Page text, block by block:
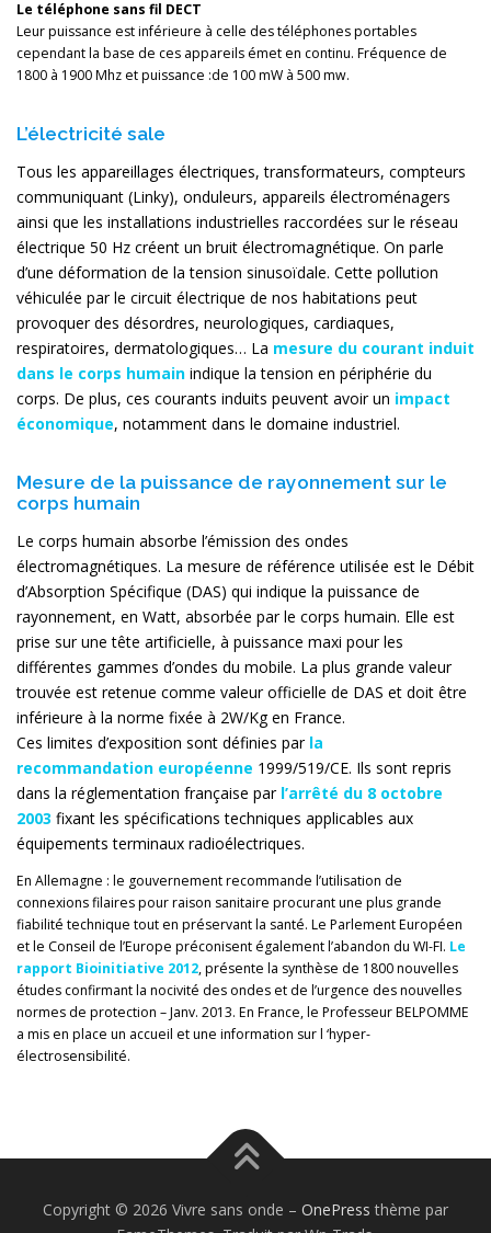
Le téléphone sans fil DECT
Leur puissance est inférieure à celle des téléphones portables
cependant la base de ces appareils émet en continu. Fréquence de
1800 à 1900 Mhz et puissance :de 100 mW à 500 mw.
L’électricité sale
Tous les appareillages électriques, transformateurs, compteurs
communiquant (Linky), onduleurs, appareils électroménagers
ainsi que les installations industrielles raccordées sur le réseau
électrique 50 Hz créent un bruit électromagnétique. On parle
d’une déformation de la tension sinusoïdale. Cette pollution
véhiculée par le circuit électrique de nos habitations peut
provoquer des désordres, neurologiques, cardiaques,
respiratoires, dermatologiques… La mesure du courant induit
dans le corps humain indique la tension en périphérie du
corps. De plus, ces courants induits peuvent avoir un impact
économique, notamment dans le domaine industriel.
Mesure de la puissance de rayonnement sur le
corps humain
Le corps humain absorbe l’émission des ondes
électromagnétiques. La mesure de référence utilisée est le Débit
d’Absorption Spécifique (DAS) qui indique la puissance de
rayonnement, en Watt, absorbée par le corps humain. Elle est
prise sur une tête artificielle, à puissance maxi pour les
différentes gammes d’ondes du mobile. La plus grande valeur
trouvée est retenue comme valeur officielle de DAS et doit être
inférieure à la norme fixée à 2W/Kg en France.
Ces limites d’exposition sont définies par la
recommandation européenne 1999/519/CE. Ils sont repris
dans la réglementation française par l’arrêté du 8 octobre
2003 fixant les spécifications techniques applicables aux
équipements terminaux radioélectriques.
En Allemagne : le gouvernement recommande l’utilisation de
connexions filaires pour raison sanitaire procurant une plus grande
fiabilité technique tout en préservant la santé. Le Parlement Européen
et le Conseil de l’Europe préconisent également l’abandon du WI-FI. Le
rapport Bioinitiative 2012, présente la synthèse de 1800 nouvelles
études confirmant la nocivité des ondes et de l’urgence des nouvelles
normes de protection – Janv. 2013. En France, le Professeur BELPOMME
a mis en place un accueil et une information sur l ‘hyper-
électrosensibilité.
Copyright © 2026 Vivre sans onde – OnePress thème par